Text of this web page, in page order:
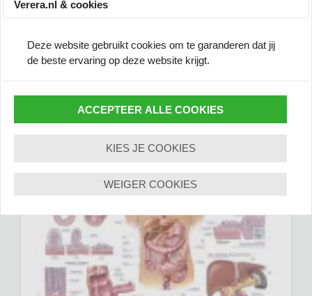
Verera.nl & cookies
Deze website gebruikt cookies om te garanderen dat jij
de beste ervaring op deze website krijgt.
ACCEPTEER ALLE COOKIES
KIES JE COOKIES
WEIGER COOKIES